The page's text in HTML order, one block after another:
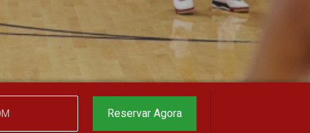
Reservar Agora